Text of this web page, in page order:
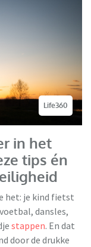
Life360
in het
tips én
het: je kind fietst
dansles,
stappen. En dat
door de drukke